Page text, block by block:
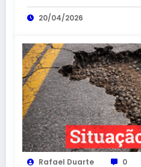
20/04/2026
Rafael Duarte 0